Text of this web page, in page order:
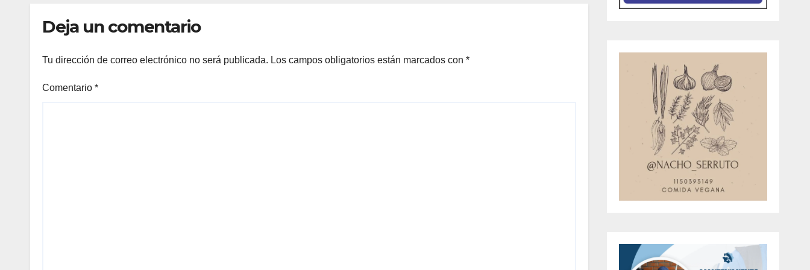
Deja un comentario
Tu dirección de correo electrónico no será publicada. Los campos obligatorios están marcados con *
Comentario *